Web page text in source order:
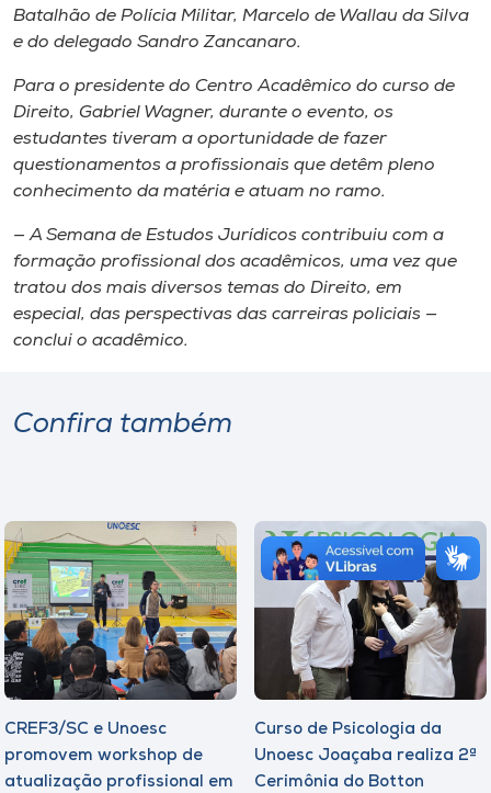
Batalhão de Polícia Militar, Marcelo de Wallau da Silva
e do delegado Sandro Zancanaro.
Para o presidente do Centro Acadêmico do curso de
Direito, Gabriel Wagner, durante o evento, os
estudantes tiveram a oportunidade de fazer
questionamentos a profissionais que detêm pleno
conhecimento da matéria e atuam no ramo.
— A Semana de Estudos Jurídicos contribuiu com a
formação profissional dos acadêmicos, uma vez que
tratou dos mais diversos temas do Direito, em
especial, das perspectivas das carreiras policiais —
conclui o acadêmico.
Confira também
CREF3/SC e Unoesc
promovem workshop de
atualização profissional em
Curso de Psicologia da
Unoesc Joaçaba realiza 2ª
Cerimônia do Botton